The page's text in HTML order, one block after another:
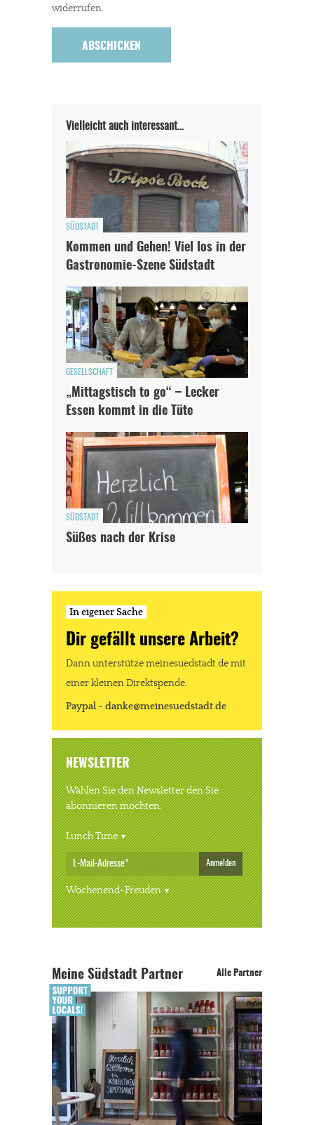
widerrufen.
Vielleicht auch interessant…
SÜDSTADT
Kommen und Gehen! Viel los in der
Gastronomie-Szene Südstadt
GESELLSCHAFT
„Mittagstisch to go“ – Lecker
Essen kommt in die Tüte
SÜDSTADT
Süßes nach der Krise
In eigener Sache
Dir gefällt unsere Arbeit?
Dann unterstütze meinesuedstadt.de mit
einer kleinen Direktspende.
Paypal - danke@meinesuedstadt.de
NEWSLETTER
Wählen Sie den Newsletter den Sie
abonnieren möchten.
Lunch Time
Anmelden
Wochenend-Freuden
Meine Südstadt Partner Alle Partner